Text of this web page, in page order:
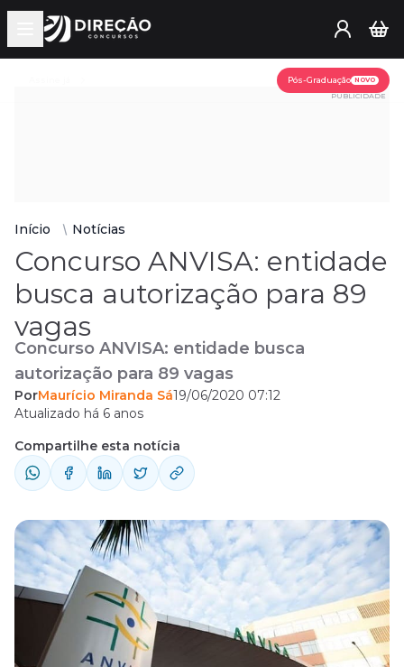
Open main menu
Pós-Graduação NOVO
PUBLICIDADE
Início Notícias
Concurso ANVISA: entidade
busca autorização para 89
vagas
Concurso ANVISA: entidade busca
autorização para 89 vagas
PorMaurício Miranda Sá19/06/2020 07:12
Atualizado há 6 anos
Compartilhe esta notícia